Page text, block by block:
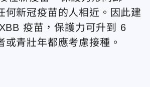
何新冠疫苗的人相近。因此建
疫苗，保護力可升到 6
或青壯年都應考慮接種。